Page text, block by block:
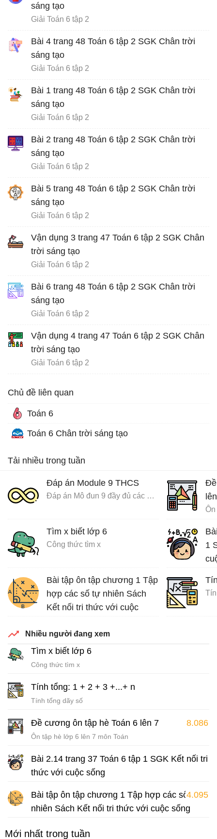
sáng tạo
Giải Toán 6 tập 2
Bài 4 trang 48 Toán 6 tập 2 SGK Chân trời
sáng tạo
Giải Toán 6 tập 2
Bài 1 trang 48 Toán 6 tập 2 SGK Chân trời
sáng tạo
Giải Toán 6 tập 2
Bài 2 trang 48 Toán 6 tập 2 SGK Chân trời
sáng tạo
Giải Toán 6 tập 2
Bài 5 trang 48 Toán 6 tập 2 SGK Chân trời
sáng tạo
Giải Toán 6 tập 2
Vận dụng 3 trang 47 Toán 6 tập 2 SGK Chân
trời sáng tạo
Giải Toán 6 tập 2
Bài 6 trang 48 Toán 6 tập 2 SGK Chân trời
sáng tạo
Giải Toán 6 tập 2
Vận dụng 4 trang 47 Toán 6 tập 2 SGK Chân
trời sáng tạo
Giải Toán 6 tập 2
Chủ đề liên quan
Toán 6
Toán 6 Chân trời sáng tạo
Tải nhiều trong tuần
Đáp án Module 9 THCS
Đáp án Mô đun 9 đầy đủ các môn
Tìm x biết lớp 6
Công thức tìm x
Bài tập ôn tập chương 1 Tập
hợp các số tự nhiên Sách
Kết nối tri thức với cuộc
Đề
1
Nhiều người đang xem
Tìm x biết lớp 6
Công thức tìm x
Tính tổng: 1 + 2 + 3 +...+ n
Tính tổng dãy số
Đề cương ôn tập hè Toán 6 lên 7 8.086
Ôn tập hè lớp 6 lên 7 môn Toán
Bài 2.14 trang 37 Toán 6 tập 1 SGK Kết nối tri
thức với cuộc sống
Bài tập ôn tập chương 1 Tập hợp các số tự
nhiên Sách Kết nối tri thức với cuộc sống
4.095
Mới nhất trong tuần